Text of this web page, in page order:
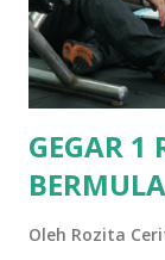
masalah
dyslexia tu..
GEGAR 1
Oleh Rozita